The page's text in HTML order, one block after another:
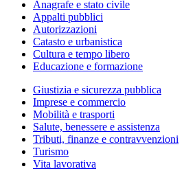
Anagrafe e stato civile
Appalti pubblici
Autorizzazioni
Catasto e urbanistica
Cultura e tempo libero
Educazione e formazione
Giustizia e sicurezza pubblica
Imprese e commercio
Mobilità e trasporti
Salute, benessere e assistenza
Tributi, finanze e contravvenzioni
Turismo
Vita lavorativa